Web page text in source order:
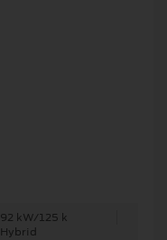
92 kW/125 k
Hybrid